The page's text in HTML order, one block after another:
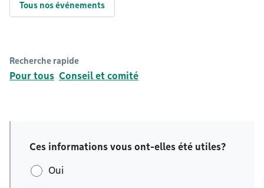
Tous nos événements
Recherche rapide
Pour tous Conseil et comité
Ces informations vous ont-elles été utiles?
Oui